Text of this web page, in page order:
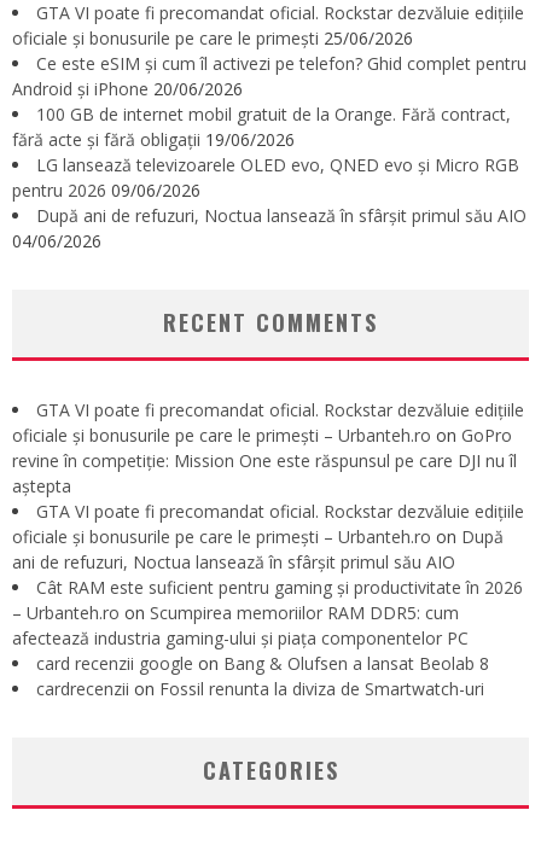
GTA VI poate fi precomandat oficial. Rockstar dezvăluie edițiile
oficiale și bonusurile pe care le primești 25/06/2026
Ce este eSIM și cum îl activezi pe telefon? Ghid complet pentru
Android și iPhone 20/06/2026
100 GB de internet mobil gratuit de la Orange. Fără contract,
fără acte și fără obligații 19/06/2026
LG lansează televizoarele OLED evo, QNED evo și Micro RGB
pentru 2026 09/06/2026
După ani de refuzuri, Noctua lansează în sfârșit primul său AIO
04/06/2026
RECENT COMMENTS
GTA VI poate fi precomandat oficial. Rockstar dezvăluie edițiile
oficiale și bonusurile pe care le primești – Urbanteh.ro on GoPro
revine în competiție: Mission One este răspunsul pe care DJI nu îl
aștepta
GTA VI poate fi precomandat oficial. Rockstar dezvăluie edițiile
oficiale și bonusurile pe care le primești – Urbanteh.ro on După
ani de refuzuri, Noctua lansează în sfârșit primul său AIO
Cât RAM este suficient pentru gaming și productivitate în 2026
– Urbanteh.ro on Scumpirea memoriilor RAM DDR5: cum
afectează industria gaming-ului și piața componentelor PC
card recenzii google on Bang & Olufsen a lansat Beolab 8
cardrecenzii on Fossil renunta la diviza de Smartwatch-uri
CATEGORIES